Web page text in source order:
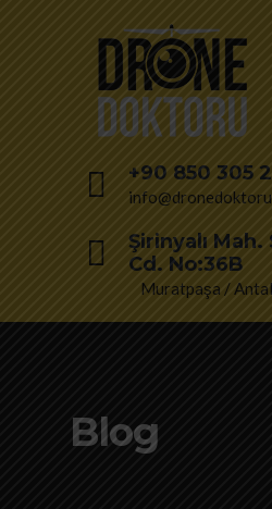
+90 850 305
Şirinyalı
Cd. No:36B
Muratpaşa /
Blog